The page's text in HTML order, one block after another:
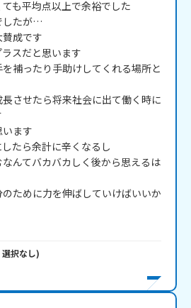
も平均点以上で余裕でした
したが…
成です
スだと思います
補ったり手助けしてくれる場所と
させたら将来社会に出て働く時に
ます
たら余計に辛くなるし
んてバカバカしく後から思えるは
ために力を伸ばしていけばいいか
選択なし)